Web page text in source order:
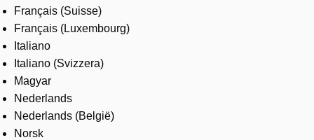
Français (Suisse)
Français (Luxembourg)
Italiano
Italiano (Svizzera)
Magyar
Nederlands
Nederlands (België)
Norsk